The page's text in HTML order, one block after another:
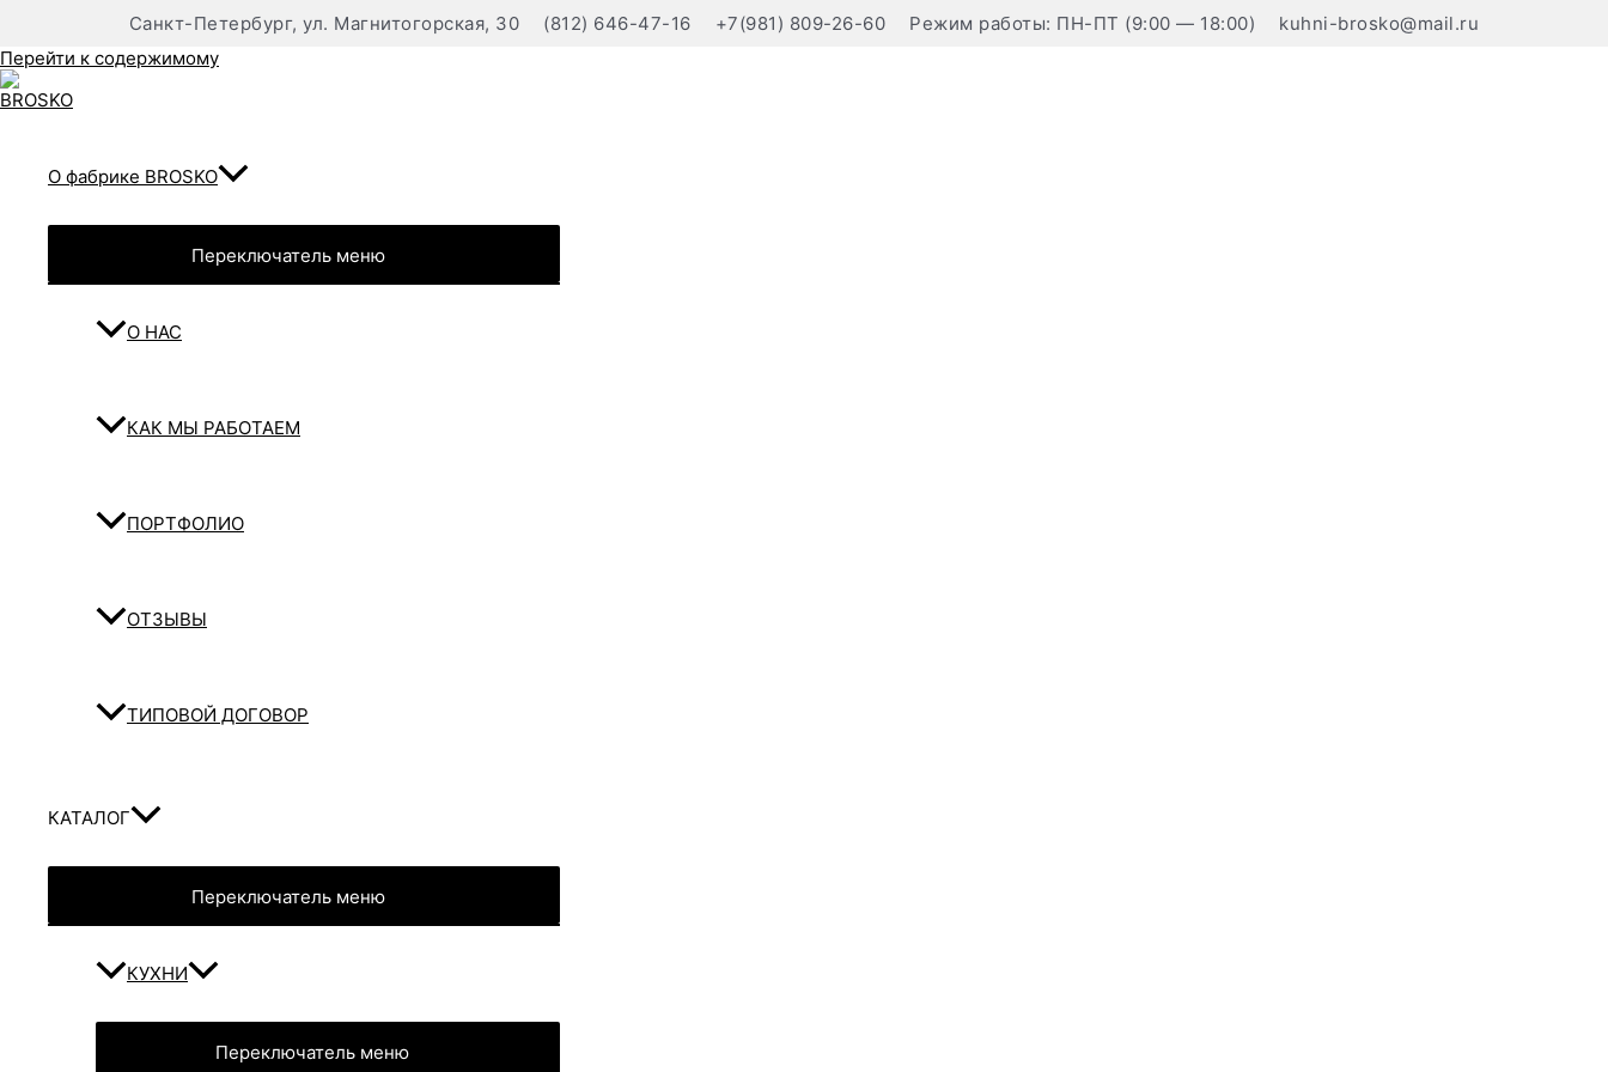
Санкт-Петербург, ул. Магнитогорская, 30 (812) 646-47-16 +7(981) 809-26-60 Режим работы: ПН-ПТ (9:00 — 18:00)
kuhni-brosko@mail.ru
Перейти к содержимому
О фабрике BROSKO
Переключатель меню
О НАС
КАК МЫ РАБОТАЕМ
ПОРТФОЛИО
ОТЗЫВЫ
ТИПОВОЙ ДОГОВОР
КАТАЛОГ
Переключатель меню
КУХНИ
Переключатель меню